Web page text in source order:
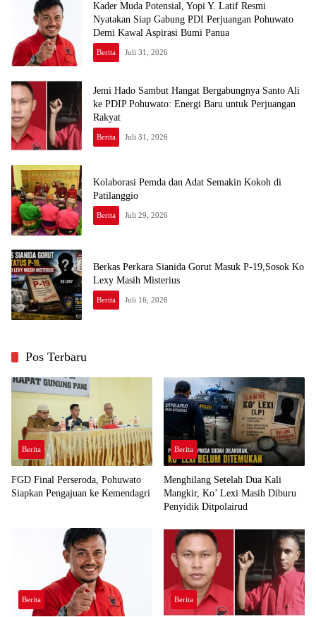
Kader Muda Potensial, Yopi Y. Latif Resmi
Nyatakan Siap Gabung PDI Perjuangan Pohuwato
Demi Kawal Aspirasi Bumi Panua
Berita Juli 31, 2026
Jemi Hado Sambut Hangat Bergabungnya Santo Ali
ke PDIP Pohuwato: Energi Baru untuk Perjuangan
Rakyat
Berita Juli 31, 2026
Kolaborasi Pemda dan Adat Semakin Kokoh di
Patilanggio
Berita Juli 29, 2026
Berkas Perkara Sianida Gorut Masuk P-19,Sosok Ko
Lexy Masih Misterius
Berita Juli 16, 2026
Pos Terbaru
Berita
FGD Final Perseroda, Pohuwato
Siapkan Pengajuan ke Kemendagri
Berita
Menghilang Setelah Dua Kali
Mangkir, Ko’ Lexi Masih Diburu
Penyidik Ditpolairud
Berita Berita